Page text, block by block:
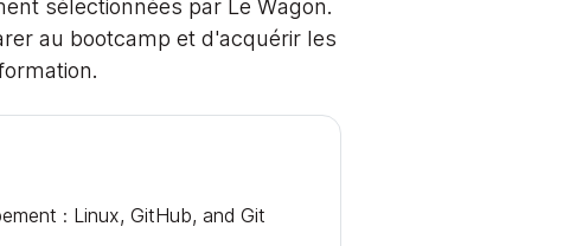
sélectionnées par Le Wagon.
au bootcamp et d'acquérir les
: Linux, GitHub, and Git